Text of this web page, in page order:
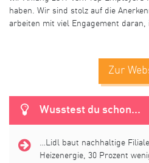
haben. Wir sind stolz auf die
arbeiten mit viel Engagement daran,
Zur
Wusstest du schon...
…Lidl baut nachhaltige
Heizenergie, 30 Prozent